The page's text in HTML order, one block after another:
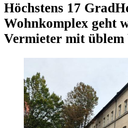
Höchstens 17 Grad
Wohnkomplex geht
Vermieter mit üblem